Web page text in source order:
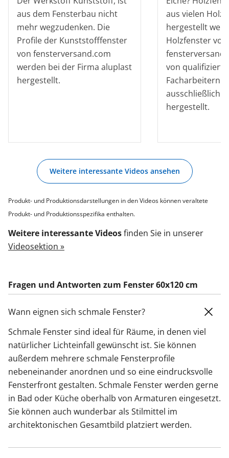
aus dem Fensterbau nicht
mehr wegzudenken. Die
Profile der Kunststofffenster
von fensterversand.com
werden bei der Firma aluplast
hergestellt.
aus vielen
hergestellt
Holzfenster von
von
Facharbeitern
ausschließlich
hergestellt.
Weitere interessante Videos ansehen
Produkt- und Produktionsdarstellungen in den Videos können veraltete
Produkt- und Produktionsspezifika enthalten.
Weitere interessante Videosfinden Sie in unserer
Videosektion »
Fragen und Antworten zum Fenster 60x120 cm
Wann eignen sich schmale Fenster?
Schmale Fenster sind ideal für Räume, in denen viel
natürlicher Lichteinfall gewünscht ist. Sie können
außerdem mehrere schmale Fensterprofile
nebeneinander anordnen und so eine eindrucksvolle
Fensterfront gestalten. Schmale Fenster werden gerne
in Bad oder Küche oberhalb von Armaturen eingesetzt.
Sie können auch wunderbar als Stilmittel im
architektonischen Gesamtbild platziert werden.